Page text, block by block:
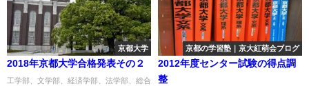
京都大学
2018年京都大学合格発表その２
工学部、文学部、経済学部、法学部、総合
京都の学習塾｜京大紅萌会ブログ
2012年度センター試験の得点調
整